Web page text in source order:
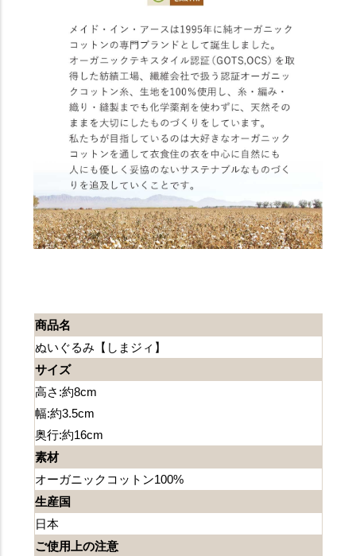
商品名
ぬいぐるみ【しまジィ】
サイズ
高さ:約8cm
幅:約3.5cm
奥行:約16cm
素材
オーガニックコットン100%
生産国
日本
ご使用上の注意